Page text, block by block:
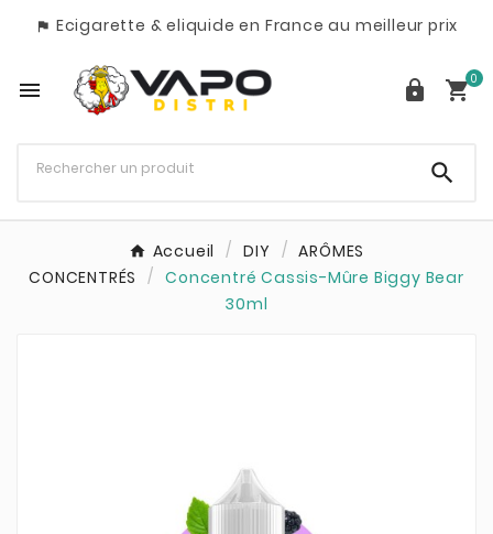
 Ecigarette & eliquide en France au meilleur prix
  0

Accueil DIY
ARÔMES
CONCENTRÉS
Concentré Cassis-Mûre Biggy Bear
30ml